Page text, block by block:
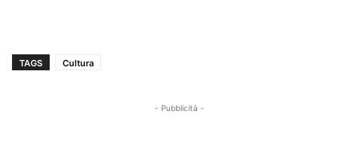
TAGS Cultura
- Pubblicità -